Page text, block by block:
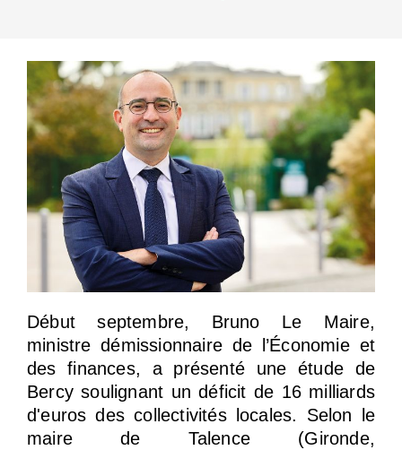
Début septembre, Bruno Le Maire,
ministre démissionnaire de l’Économie et
des finances, a présenté une étude de
Bercy soulignant un déficit de 16 milliards
d'euros des collectivités locales. Selon le
maire de Talence (Gironde,